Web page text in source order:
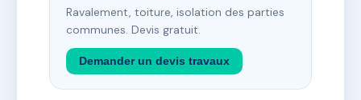
Ravalement, toiture, isolation des parties
communes. Devis gratuit.
Demander un devis travaux